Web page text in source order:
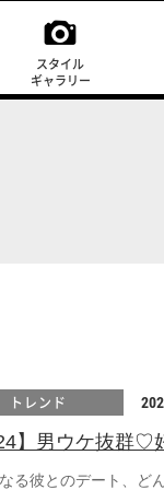
スタイル
ギャラリー
トレンド
】男ウケ抜群
なる彼とのデート、